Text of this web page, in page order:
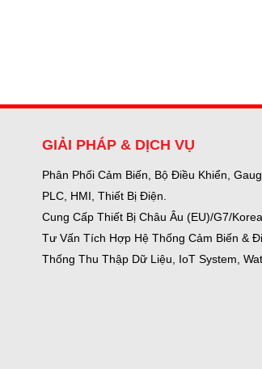
GIẢI PHÁP & DỊCH VỤ
Phân Phối Cảm Biến, Bộ Điều Khiển,
PLC, HMI, Thiết Bị Điện.
Cung Cấp Thiết Bị Châu Âu (EU)/G7/Korea.
Tư Vấn Tích Hợp Hệ Thống Cảm Biến &
Thống Thu Thập Dữ Liệu, IoT System,